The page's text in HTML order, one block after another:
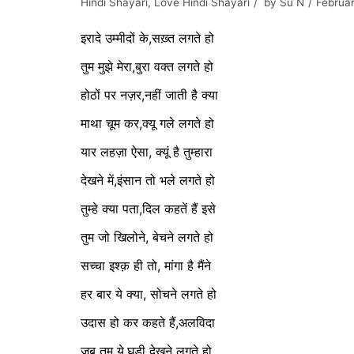
इरादे उम्मीदों के,सख़्त लगते हो
तुम मुझे मेरा,बुरा वक्त लगते हो
होठों पर नज़र,नहीं जाती है क्या
माथा चूम कर,क्यू गले लगते हो
यार लहज़ा ऐसा, क्यूं है तुम्हारा
देखने में,इंसान तो भले लगते हो
तुम्हे क्या पता,दिल कहतें हैं इसे
तुम जो खिलोने, बेचने लगते हो
सच्चा इश्क़ ही तो, मांगा है मैंने
हर बार ये क्या, सोचने लगते हो
उदास हो कर कहते हैं,अलविदा
जब तुम ये,घड़ी देखने लगते हो